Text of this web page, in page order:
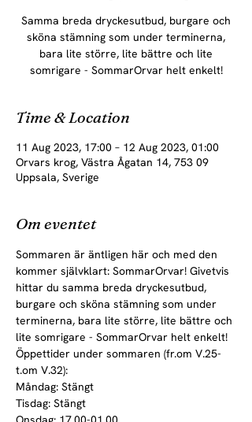
Samma breda dryckesutbud, burgare och
sköna stämning som under terminerna,
bara lite större, lite bättre och lite
somrigare - SommarOrvar helt enkelt!
Time & Location
11 Aug 2023, 17:00 – 12 Aug 2023, 01:00
Orvars krog, Västra Ågatan 14, 753 09
Uppsala, Sverige
Om eventet
Sommaren är äntligen här och med den
kommer självklart: SommarOrvar! Givetvis
hittar du samma breda dryckesutbud,
burgare och sköna stämning som under
terminerna, bara lite större, lite bättre och
lite somrigare - SommarOrvar helt enkelt!
Öppettider under sommaren (fr.om V.25-
t.om V.32):
Måndag: Stängt
Tisdag: Stängt